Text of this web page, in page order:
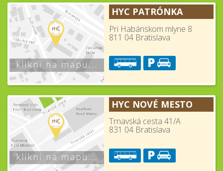
HYC PATRÓNKA
Pri Habánskom mlyne 8
811 04 Bratislava
HYC NOVÉ MESTO
Trnavská cesta 41/A
831 04 Bratislava